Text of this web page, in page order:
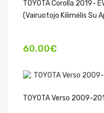
TOYOTA Corolla 2019-
(vairuotojo Kilimėlis Su
60.00€
TOYOTA Verso 2009-